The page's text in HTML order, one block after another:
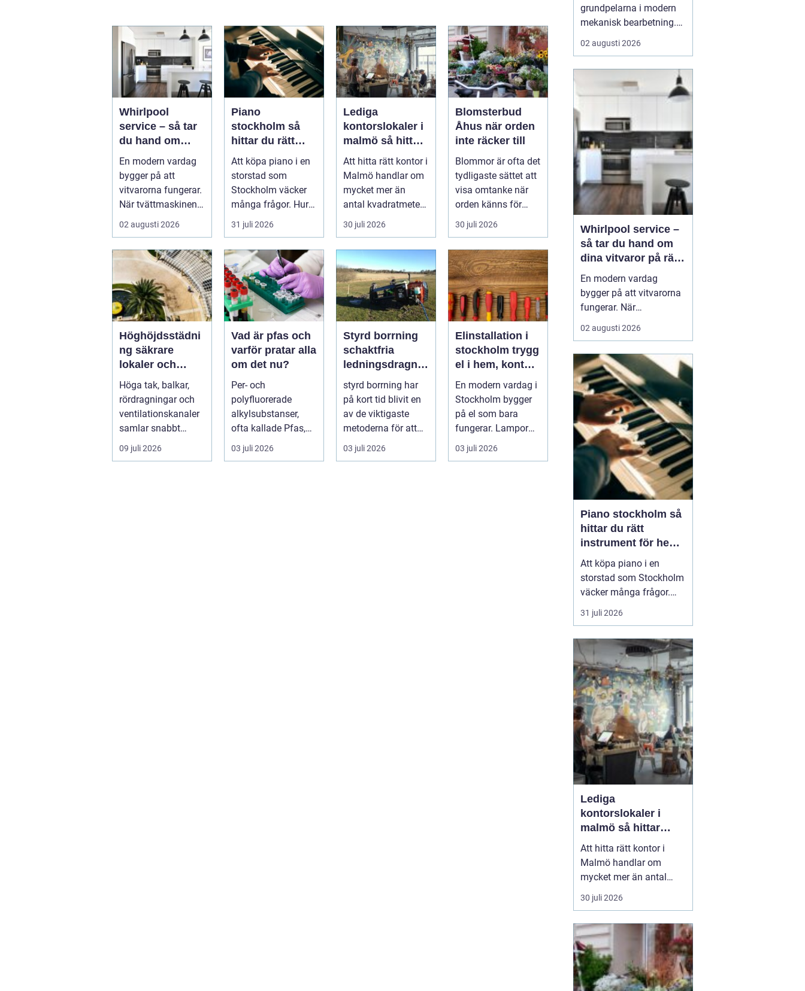
Whirlpool
service – så tar
du hand om
dina vitvaror på
rätt sätt
En modern vardag
bygger på att
vitvarorna fungerar.
När tvättmaskinen
stannar, diskm...
02 augusti 2026
Piano
stockholm så
hittar du rätt
instrument för
hem och scen
Att köpa piano i en
storstad som
Stockholm väcker
många frågor. Hur
hittar man ett
instrument som
bå...
31 juli 2026
Lediga
kontorslokaler i
malmö så hittar
företag rätt läge
och rätt lokal
Att hitta rätt kontor i
Malmö handlar om
mycket mer än
antal kvadratmeter
och pris per månad.
Företa...
30 juli 2026
Blomsterbud
Åhus när orden
inte räcker till
Blommor är ofta det
tydligaste sättet att
visa omtanke när
orden känns för
små. Ett
genomtänkt
bloms...
30 juli 2026
Höghöjdsstädni
ng säkrare
lokaler och
renare
arbetsmiljö
Höga tak, balkar,
rördragningar och
ventilationskanaler
samlar snabbt
damm, smuts och
partiklar. I i...
09 juli 2026
Vad är pfas och
varför pratar alla
om det nu?
Per- och
polyfluorerade
alkylsubstanser,
ofta kallade Pfas,
har gått från att
vara ett okänt
03 juli 2026
Styrd borrning
schaktfria
ledningsdragnin
gar med hög
precision
styrd borrning har
på kort tid blivit en
av de viktigaste
metoderna för att
lägga ner rör och
kablar...
03 juli 2026
Elinstallation i
stockholm trygg
el i hem, kontor
och industri
En modern vardag i
Stockholm bygger
på el som bara
fungerar. Lampor
som tänds när de
ska, trygg strö...
03 juli 2026
grundpelarna i modern
mekanisk bearbetning.
Genom att kombinera
traditionell svarvteknik
tillverkare hög precision,
stabil kvalitet och korta
komplexa geometrier. ...
02 augusti 2026
Whirlpool service –
så tar du hand om
dina vitvaror på rätt
sätt
En modern vardag
bygger på att vitvarorna
fungerar. När
tvättmaskinen stannar,
diskmaskinen vägrar
varm märks det direkt i
hela hushållet. Då blir
frågan snabbt hur man
...
02 augusti 2026
Piano stockholm så
hittar du rätt
instrument för hem
och scen
Att köpa piano i en
storstad som Stockholm
väcker många frågor.
Hur hittar man ett
instrument som både
och passar budgeten?
Utbudet är stort, från nya
digitalpianon i
musikaffärer till
renoverade akustiska
instrument hos mindr...
31 juli 2026
Lediga
kontorslokaler i
malmö så hittar
företag rätt läge och
rätt lokal
Att hitta rätt kontor i
Malmö handlar om
mycket mer än antal
kvadratmeter och pris
per månad. Företag som
kontorslokaler i Malmö
behöver
väga in läge,
kommunikationer,...
30 juli 2026